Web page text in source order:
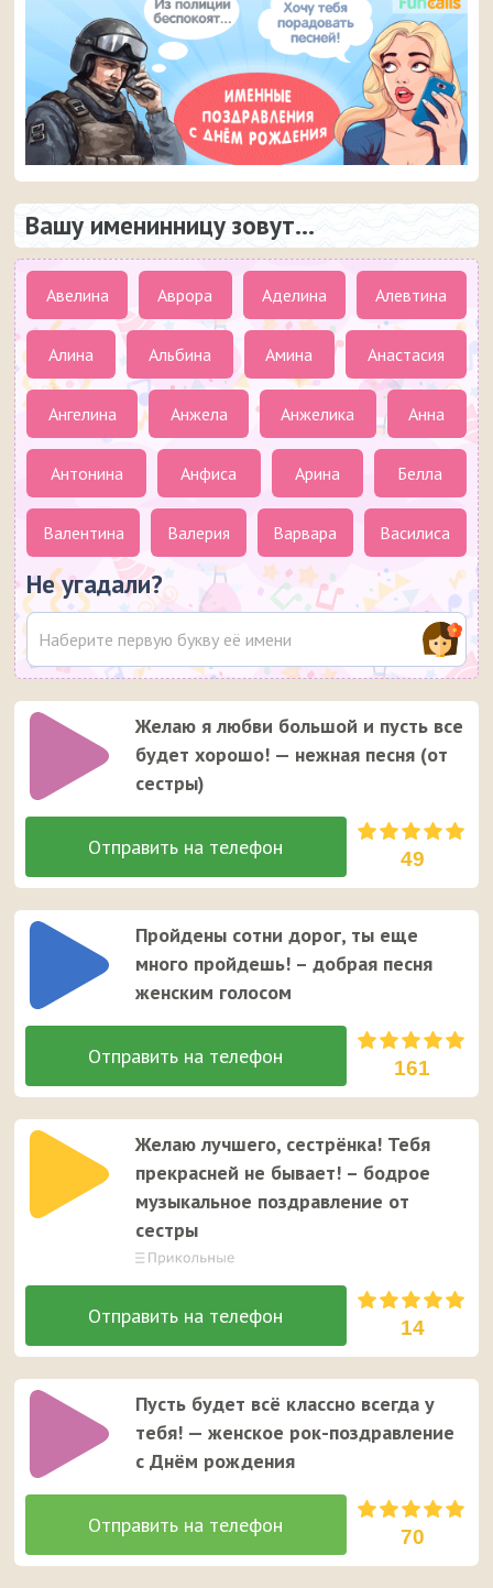
Вашу именинницу зовут...
Авелина Аврора Аделина Алевтина
Алина Альбина Амина Анастасия
Ангелина Анжела Анжелика Анна
Антонина Анфиса Арина Белла
Валентина Валерия Варвара Василиса
Не угадали?
Желаю я любви большой и пусть все
будет хорошо! — нежная песня (от
сестры)
49
Пройдены сотни дорог, ты еще
много пройдешь! – добрая песня
женским голосом
161
Желаю лучшего, сестрёнка! Тебя
прекрасней не бывает! – бодрое
музыкальное поздравление от
сестры
14
Пусть будет всё классно всегда у
тебя! — женское рок-поздравление
с Днём рождения
70